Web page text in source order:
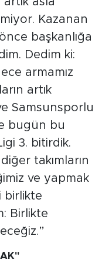
Kazanan
başkanlığa
Dedim ki:
armamız
artık
Samsunsporlu
bugün bu
3. bitirdik.
takımların
ve yapmak
birlikte
Birlikte